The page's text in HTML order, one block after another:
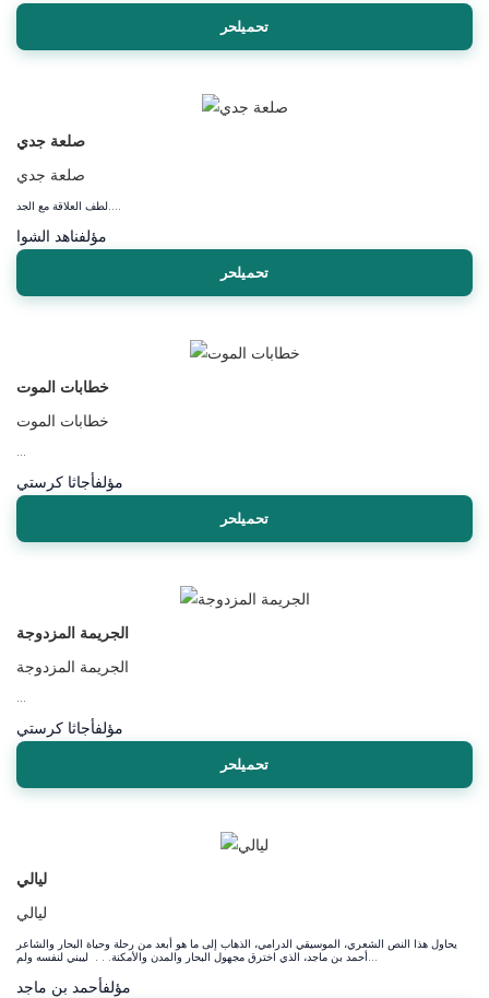
تحميلحر
صلعة جدي
صلعة جدي
مؤلفناهد الشوا
تحميلحر
خطابات الموت
خطابات الموت
مؤلفأجاثا كرستي
تحميلحر
الجريمة المزدوجة
الجريمة المزدوجة
مؤلفأجاثا كرستي
تحميلحر
ليالي
ليالي
يحاول هذا النص الشعري، الموسيقي الدرامي، الذهاب إلى ما هو أبعد من رحلة وحياة البحار والشاعر
أحمد بن ماجد، الذي اخترق مجهول البحار والمدن والأمكنة. . . ليبني لنفسه ولم...
مؤلفأحمد بن ماجد